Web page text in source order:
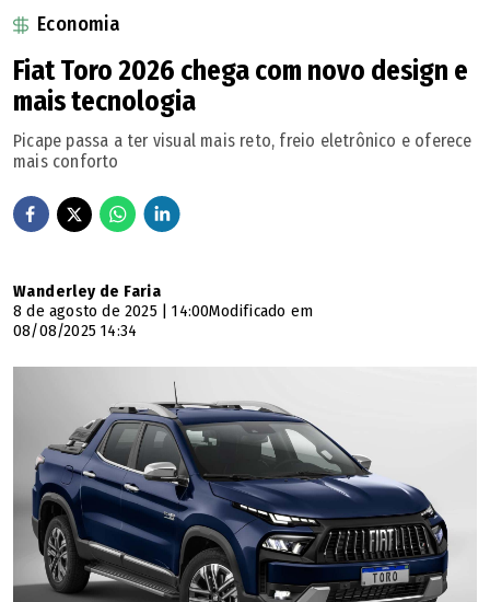
Economia
Fiat Toro 2026 chega com novo design e
mais tecnologia
Picape passa a ter visual mais reto, freio eletrônico e oferece
mais conforto
Wanderley de Faria
8 de agosto de 2025 | 14:00Modificado em
08/08/2025 14:34